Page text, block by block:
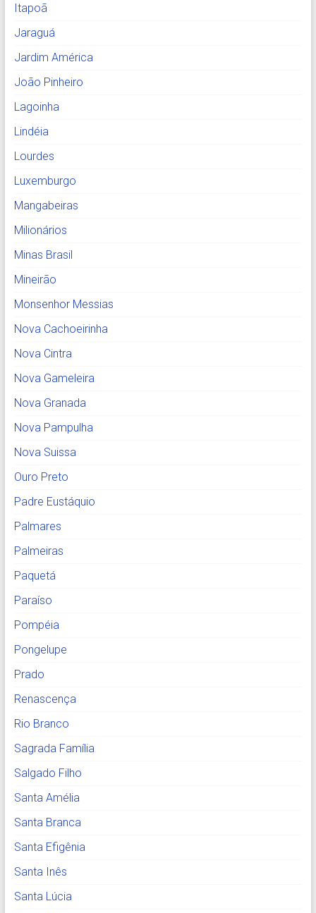
Itapoã
Jaraguá
Jardim América
João Pinheiro
Lagoinha
Lindéia
Lourdes
Luxemburgo
Mangabeiras
Milionários
Minas Brasil
Mineirão
Monsenhor Messias
Nova Cachoeirinha
Nova Cintra
Nova Gameleira
Nova Granada
Nova Pampulha
Nova Suissa
Ouro Preto
Padre Eustáquio
Palmares
Palmeiras
Paquetá
Paraíso
Pompéia
Pongelupe
Prado
Renascença
Rio Branco
Sagrada Família
Salgado Filho
Santa Amélia
Santa Branca
Santa Efigênia
Santa Inês
Santa Lúcia